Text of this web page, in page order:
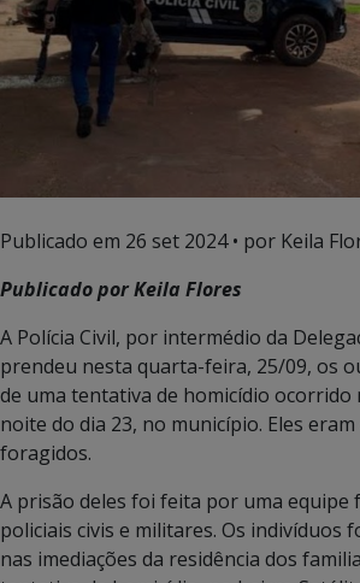
Publicado em 26 set 2024• por Keila
Publicado por Keila Flores
A Polícia Civil, por intermédio da
prendeu nesta quarta-feira, 25/09, os
de uma tentativa de homicídio ocorrido
noite do dia 23, no município. Eles
foragidos.
A prisão deles foi feita por uma equipe
policiais civis e militares. Os indivíduos
nas imediações da residência dos